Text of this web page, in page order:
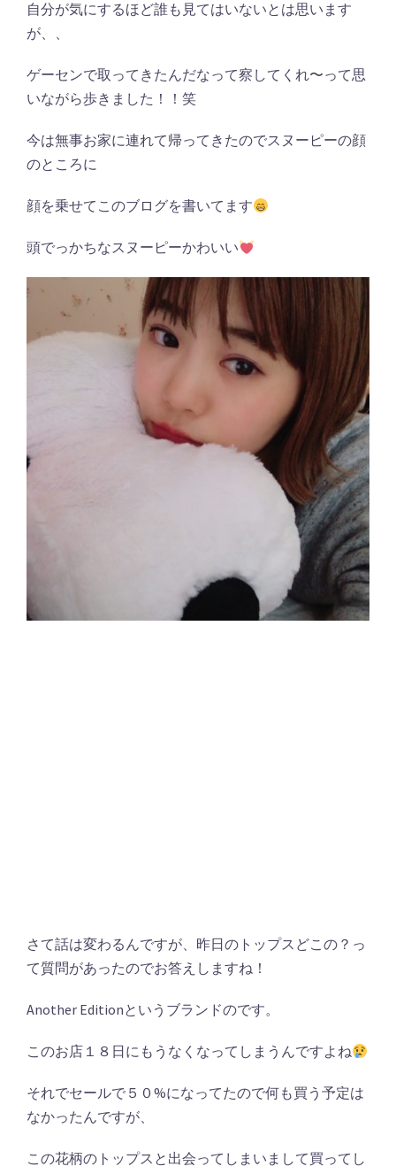
自分が気にするほど誰も見てはいないとは思います
が、、
ゲーセンで取ってきたんだなって察してくれ〜って思
いながら歩きました！！笑
今は無事お家に連れて帰ってきたのでスヌーピーの顔
のところに
顔を乗せてこのブログを書いてます
頭でっかちなスヌーピーかわいい
さて話は変わるんですが、昨日のトップスどこの？っ
て質問があったのでお答えしますね！
Another Editionというブランドのです。
このお店１８日にもうなくなってしまうんですよね
それでセールで５０%になってたので何も買う予定は
なかったんですが、
この花柄のトップスと出会ってしまいまして買ってし